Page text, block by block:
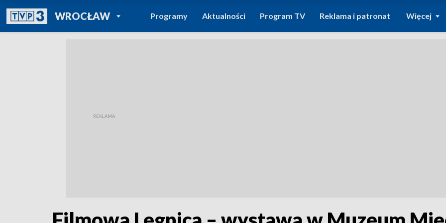
WROCŁAWPOWRÓT DO
TVP REGIONY
Programy Aktualności Program TV Reklama i patronat Więcej